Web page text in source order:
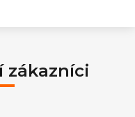
zákazníci